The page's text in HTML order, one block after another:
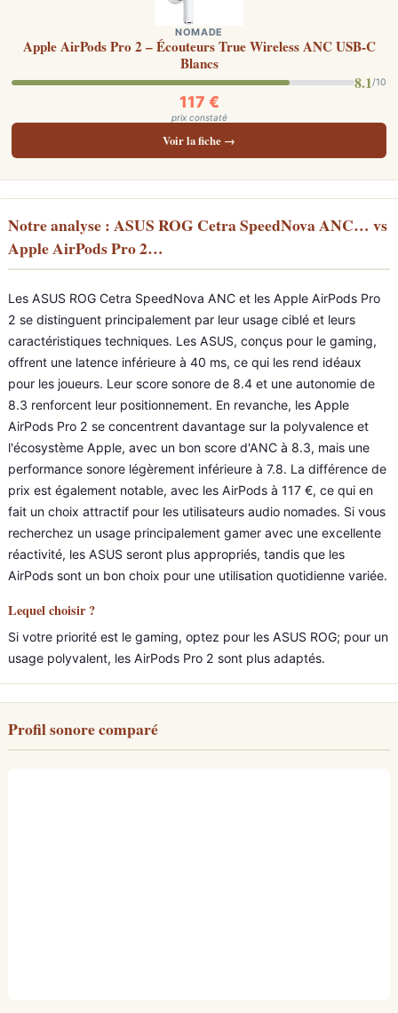
NOMADE
Apple AirPods Pro 2 – Écouteurs True Wireless ANC USB-C
Blancs
8.1/10
117 €
prix constaté
Voir la fiche →
Notre analyse : ASUS ROG Cetra SpeedNova ANC… vs
Apple AirPods Pro 2…
Les ASUS ROG Cetra SpeedNova ANC et les Apple AirPods Pro
2 se distinguent principalement par leur usage ciblé et leurs
caractéristiques techniques. Les ASUS, conçus pour le gaming,
offrent une latence inférieure à 40 ms, ce qui les rend idéaux
pour les joueurs. Leur score sonore de 8.4 et une autonomie de
8.3 renforcent leur positionnement. En revanche, les Apple
AirPods Pro 2 se concentrent davantage sur la polyvalence et
l'écosystème Apple, avec un bon score d'ANC à 8.3, mais une
performance sonore légèrement inférieure à 7.8. La différence de
prix est également notable, avec les AirPods à 117 €, ce qui en
fait un choix attractif pour les utilisateurs audio nomades. Si vous
recherchez un usage principalement gamer avec une excellente
réactivité, les ASUS seront plus appropriés, tandis que les
AirPods sont un bon choix pour une utilisation quotidienne variée.
Lequel choisir ?
Si votre priorité est le gaming, optez pour les ASUS ROG; pour un
usage polyvalent, les AirPods Pro 2 sont plus adaptés.
Profil sonore comparé